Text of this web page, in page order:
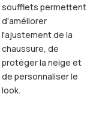
soufflets permettent
d'améliorer
l'ajustement de la
chaussure, de
protéger la neige et
de personnaliser le
look.